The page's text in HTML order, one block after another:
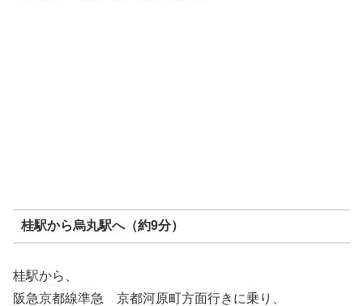
桂駅から烏丸駅へ（約9分）
桂駅から、
阪急京都線準急 京都河原町方面行きに乗り、